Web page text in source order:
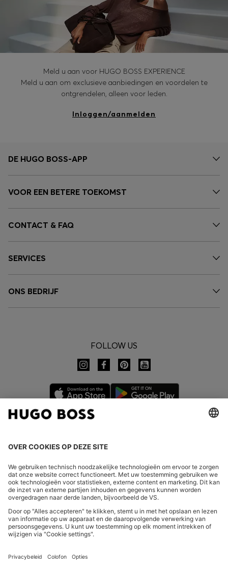
Meld u aan voor HUGO BOSS EXPERIENCE
Meld u aan om exclusieve aanbiedingen en voordelen te
ontgrendelen, alleen voor leden.
Inloggen/aanmelden
DE HUGO BOSS-APP
VOOR EEN BETERE TOEKOMST
CONTACT & FAQ
SERVICES
ONS BEDRIJF
FOLLOW US
LAND WIJZIGEN:
Herroeping indienen FAQs Bedrijfsgegevens
Privacyverklaring Online StoreVerklaring over de toegankelijkheid
Privacyverklaring HUGO BOSS EXPERIENCE
Privacyverklaring HUGO BOSS Newsletter